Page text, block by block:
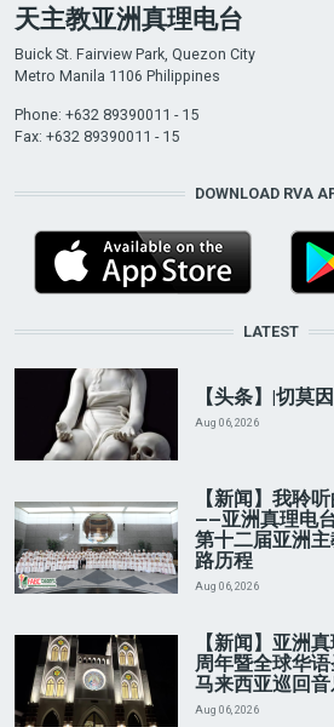
天主教亚洲真理电台
Buick St. Fairview Park, Quezon City
Metro Manila 1106 Philippines
Phone: +632 89390011 - 15
Fax: +632 89390011 - 15
DOWNLOAD RVA
LATEST
【头条】|切莫
Aug 06, 2026
【新闻】我聆
——亚洲真理电
第十二届亚洲
路历程
Aug 06, 2026
【新闻】亚洲
周年暨全球华
马来西亚巡回
Aug 06, 2026